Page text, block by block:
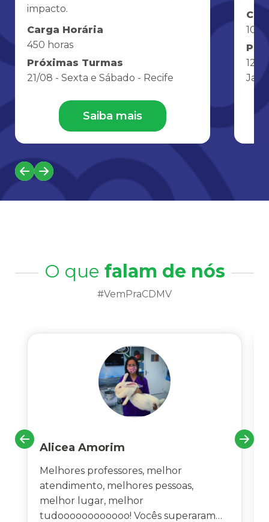
impacto.
Carga Horária
450 horas
Próximas Turmas
21/08 - Sexta e Sábado - Recife
Saiba mais
108
12/
O que falam de nós
#VemPraCDMV
Alicea Amorim
Melhores professores, melhor
atendimento, melhores pessoas,
melhor lugar, melhor
tudoooooooooooo! Vocês superaram